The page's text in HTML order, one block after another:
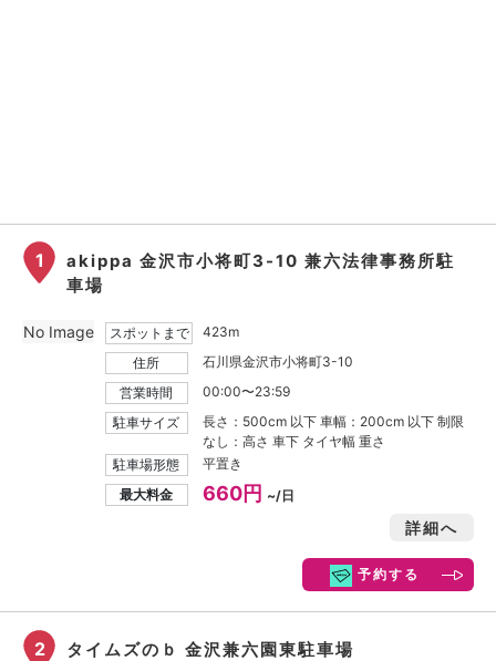
1
akippa 金沢市小将町3-10 兼六法律事務所駐
車場
スポットまで
423m
住所
石川県金沢市小将町3-10
営業時間
00:00〜23:59
駐車サイズ
長さ：500cm 以下 車幅：200cm 以下 制限
なし：高さ 車下 タイヤ幅 重さ
駐車場形態
平置き
最大料金
660円 ~/日
詳細へ
予約する
No Image
2 タイムズのｂ 金沢兼六園東駐車場